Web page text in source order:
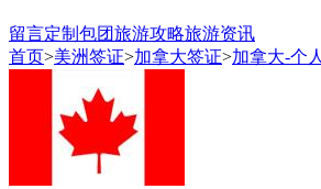
留言定制包团旅游攻略旅游资讯
首页>美洲签证>加拿大签证>加拿大-个